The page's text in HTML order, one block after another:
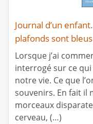
Journal d’un
plafonds sont
Lorsque j’ai
interrogé sur ce
notre vie. Ce que
souvenirs. En fait il
morceaux
cerveau, (…)